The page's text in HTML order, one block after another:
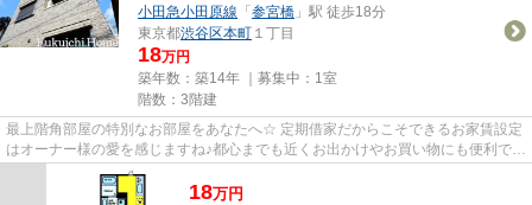
小田急小田原線 「参宮橋 」駅 徒歩18分
東京都渋谷区本町 １丁目
18万円
築年数：築14年 ｜募集中： 1室
階数：3階建
最上階角部屋の特別なお部屋をあなたへ☆ 定期借家だからこそできるお家賃設定
はオーナー様の愛を感じますね♪都心までも近くお出かけやお買い物にも便利です
☆人気のエリアと共に新たな...
18万円